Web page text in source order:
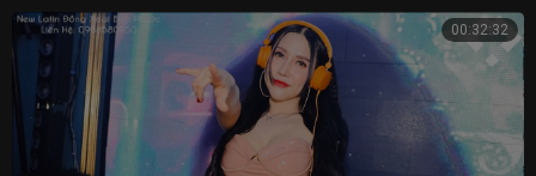
00:32:32